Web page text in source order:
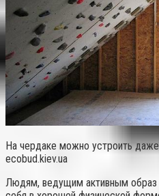
На чердаке можно устроить
ecobud.kiev.ua
Людям, ведущим активным